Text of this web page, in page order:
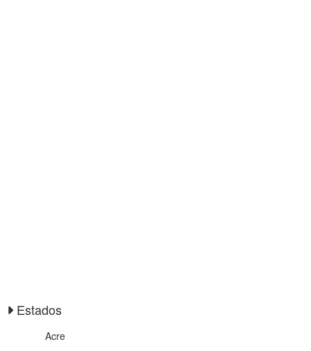
Estados
Acre